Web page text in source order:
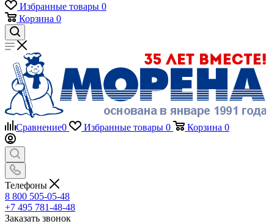
Избранные товары 0
Корзина 0
Сравнение0 Избранные товары 0 Корзина 0
Телефоны
8 800 505-05-48
+7 495 781-48-48
Заказать звонок